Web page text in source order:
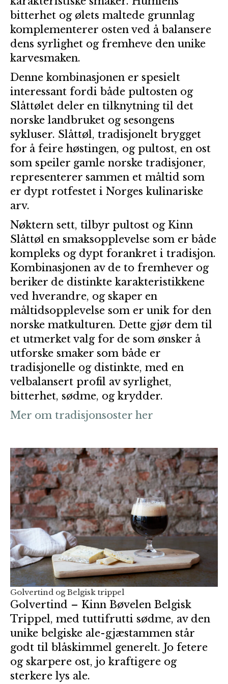
bitterhet og ølets maltede grunnlag
komplementerer osten ved å balansere
dens syrlighet og fremheve den unike
karvesmaken.
Denne kombinasjonen er spesielt
interessant fordi både pultosten og
Slåttølet deler en tilknytning til det
norske landbruket og sesongens
sykluser. Slåttøl, tradisjonelt brygget
for å feire høstingen, og pultost, en ost
som speiler gamle norske tradisjoner,
representerer sammen et måltid som
er dypt rotfestet i Norges kulinariske
arv.
Nøktern sett, tilbyr pultost og Kinn
Slåttøl en smaksopplevelse som er både
kompleks og dypt forankret i tradisjon.
Kombinasjonen av de to fremhever og
beriker de distinkte karakteristikkene
ved hverandre, og skaper en
måltidsopplevelse som er unik for den
norske matkulturen. Dette gjør dem til
et utmerket valg for de som ønsker å
utforske smaker som både er
tradisjonelle og distinkte, med en
velbalansert profil av syrlighet,
bitterhet, sødme, og krydder.
Mer om tradisjonsoster her
Golvertind og Belgisk trippel
Golvertind – Kinn Bøvelen Belgisk
Trippel, med tuttifrutti sødme, av den
unike belgiske ale-gjæstammen står
godt til blåskimmel generelt. Jo fetere
og skarpere ost, jo kraftigere og
sterkere lys ale.